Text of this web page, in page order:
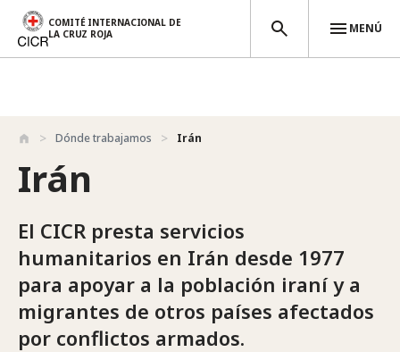
Pasar al contenido principal
COMITÉ INTERNACIONAL DE
LA CRUZ ROJA
MENÚ
Dónde trabajamos Irán
Irán
El CICR presta servicios
humanitarios en Irán desde 1977
para apoyar a la población iraní y a
migrantes de otros países afectados
por conflictos armados.